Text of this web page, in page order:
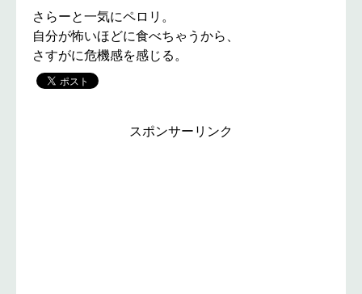
さらーと一気にペロリ。
自分が怖いほどに食べちゃうから、
さすがに危機感を感じる。
スポンサーリンク